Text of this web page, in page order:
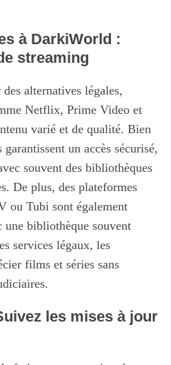
à DarkiWorld :
streaming
alternatives légales,
Netflix, Prime Video et
varié et de qualité. Bien
un accès sécurisé,
souvent des bibliothèques
De plus, des plateformes
ou Tubi sont également
une bibliothèque souvent
services légaux, les
films et séries sans
les mises à jour